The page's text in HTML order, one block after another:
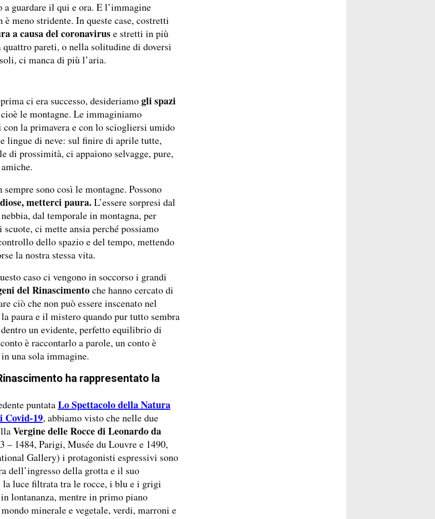
guardare il qui e ora. E l’immagine
è meno stridente. In queste case, costretti
a causa del coronaviruse stretti in più
quattro pareti, o nella solitudine di doversi
ci manca di più l’aria.
ci era successo, desideriamogli spazi
le montagne. Le immaginiamo
la primavera e con lo sciogliersi umido
lingue di neve: sul finire di aprile tutte,
di prossimità, ci appaiono selvagge, pure,
sempre sono così le montagne. Possono
metterci paura. L’essere sorpresi dal
dal temporale in montagna, per
scuote, ci mette ansia perché possiamo
dello spazio e del tempo, mettendo
la nostra stessa vita.
caso ci vengono in soccorso i grandi
del Rinascimentoche hanno cercato di
ciò che non può essere inscenato nel
paura e il mistero quando pur tutto sembra
un evidente, perfetto equilibrio di
è raccontarlo a parole, un conto è
una sola immagine.
ha rappresentato la
puntataLo Spettacolo della Natura
Covid-19, abbiamo visto che nelle due
Vergine delle Rocce di Leonardo da
– 1484, Parigi, Musée du Louvre e 1490,
Gallery) i protagonisti espressivi sono
dell’ingresso della grotta e il suo
luce filtrata tra le rocce, i blu e i grigi
lontananza, mentre in primo piano
minerale e vegetale, verdi, marroni e